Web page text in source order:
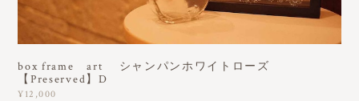
box frame art シャンパンホワイトローズ
【Preserved】D
¥12,000